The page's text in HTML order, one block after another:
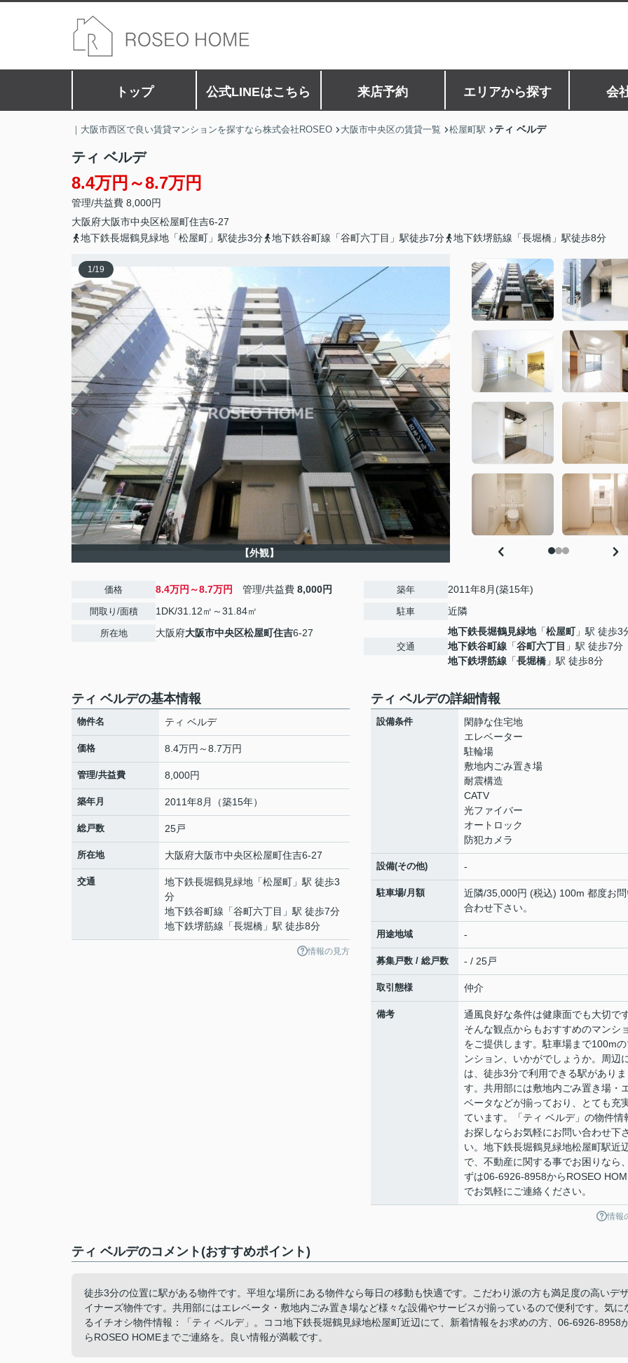
トップ 公式LINEはこちら 来店予約 エリアから探す 会
｜大阪市西区で良い賃貸マンションを探すなら株式会社ROSEO 大阪市中央区の賃貸一覧 松屋町駅 ティ ベルデ
ティ ベルデ
8.4万円～8.7万円
管理/共益費 8,000円
大阪府大阪市中央区松屋町住吉6-27
地下鉄長堀鶴見緑地「松屋町」駅徒歩3分
地下鉄谷町線「谷町六丁目」駅徒歩7分 地下鉄堺筋線「長堀橋」駅徒歩8分
1/19
【外観】
価格 8.4万円～8.7万円 管理/共益費 8,000円
間取り/面積 1DK/31.12㎡～31.84㎡
所在地 大阪府大阪市中央区松屋町住吉6-27
築年 2011年8月(築15年)
駐車 近隣
交通
地下鉄長堀鶴見緑地「松屋町」駅 徒歩3
地下鉄谷町線 「谷町六丁目 」駅 徒歩7分
地下鉄堺筋線 「長堀橋 」駅 徒歩8分
ティ ベルデの基本情報
物件名 ティ ベルデ
価格 8.4万円～8.7万円
管理/共益費 8,000円
築年月 2011年8月（築15年）
総戸数 25戸
所在地 大阪府大阪市中央区松屋町住吉6-27
交通 地下鉄長堀鶴見緑地 「松屋町 」駅 徒歩3
分
地下鉄谷町線 「谷町六丁目 」駅 徒歩7分
地下鉄堺筋線 「長堀橋 」駅 徒歩8分
情報の見方
ティ ベルデの詳細情報
設備条件
閑静な住宅地
エレベーター
駐輪場
敷地内ごみ置き場
耐震構造
CATV
光ファイバー
オートロック
防犯カメラ
設備(その他) -
駐車場/月額
近隣/35,000円 (税込) 100m 都度お
合わせ下さい。
用途地域 -
募集戸数 / 総戸数 - / 25戸
取引態様 仲介
備考
通風良好な条件は健康面でも大切で
そんな観点からもおすすめのマンシ
をご提供します。駐車場まで100m
ンション、いかがでしょうか。周辺
は、徒歩3分で利用できる駅がありま
す。共用部には敷地内ごみ置き場・
ベータなどが揃っており、とても充
ています。「ティ ベルデ」の物件情
お探しならお気軽にお問い合わせ下
い。地下鉄長堀鶴見緑地松屋町駅近
で、不動産に関する事でお困りなら
ずは06-6926-8958からROSEO
でお気軽にご連絡ください。
情報
ティ ベルデのコメント(おすすめポイント)
徒歩3分の位置に駅がある物件です。平坦な場所にある物件なら毎日の移動も快適です。こだわり派の方も満足度の高いデ
イナーズ物件です。共用部にはエレベータ・敷地内ごみ置き場など様々な設備やサービスが揃っているので便利です。気に
るイチオシ物件情報：「ティ ベルデ」。ココ地下鉄長堀鶴見緑地松屋町近辺にて、新着情報をお求めの方、06-6926-8958
らROSEO HOMEまでご連絡を。良い情報が満載です。